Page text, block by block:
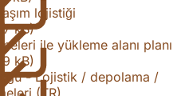
lojistiği
kB
ile yükleme alanı planı
kB
- Lojistik / depolama /
(TR)